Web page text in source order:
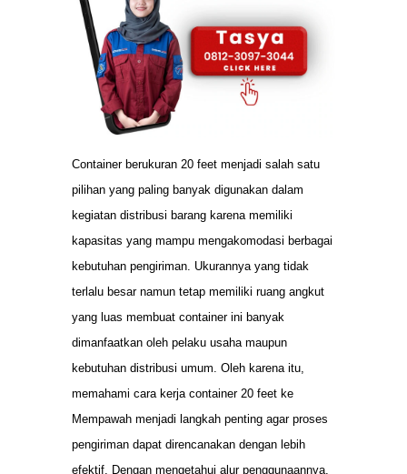
Container berukuran 20 feet menjadi salah satu
pilihan yang paling banyak digunakan dalam
kegiatan distribusi barang karena memiliki
kapasitas yang mampu mengakomodasi berbagai
kebutuhan pengiriman. Ukurannya yang tidak
terlalu besar namun tetap memiliki ruang angkut
yang luas membuat container ini banyak
dimanfaatkan oleh pelaku usaha maupun
kebutuhan distribusi umum. Oleh karena itu,
memahami cara kerja container 20 feet ke
Mempawah menjadi langkah penting agar proses
pengiriman dapat direncanakan dengan lebih
efektif. Dengan mengetahui alur penggunaannya,